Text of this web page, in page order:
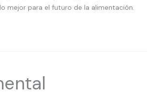
mejor para el futuro de la alimentación.